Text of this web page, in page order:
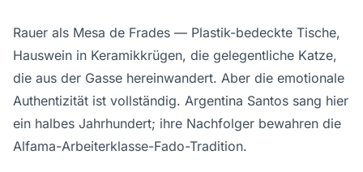
Rauer als Mesa de Frades — Plastik-bedeckte Tische,
Hauswein in Keramikkrügen, die gelegentliche Katze,
die aus der Gasse hereinwandert. Aber die emotionale
Authentizität ist vollständig. Argentina Santos sang hier
ein halbes Jahrhundert; ihre Nachfolger bewahren die
Alfama-Arbeiterklasse-Fado-Tradition.